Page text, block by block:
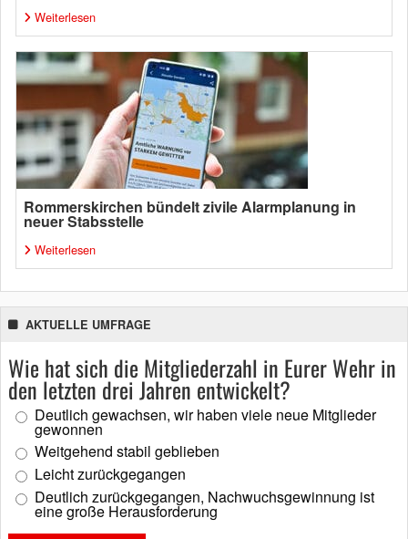
Weiterlesen
Rommerskirchen bündelt zivile Alarmplanung in
neuer Stabsstelle
Weiterlesen
AKTUELLE UMFRAGE
Wie hat sich die Mitgliederzahl in Eurer Wehr in
den letzten drei Jahren entwickelt?
Deutlich gewachsen, wir haben viele neue Mitglieder
gewonnen
Weitgehend stabil geblieben
Leicht zurückgegangen
Deutlich zurückgegangen, Nachwuchsgewinnung ist
eine große Herausforderung